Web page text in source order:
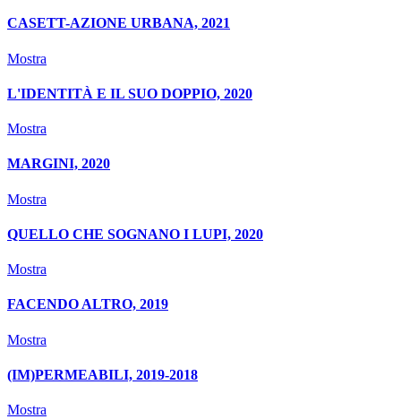
CASETT-AZIONE URBANA, 2021
Mostra
L'IDENTITÀ E IL SUO DOPPIO, 2020
Mostra
MARGINI, 2020
Mostra
QUELLO CHE SOGNANO I LUPI, 2020
Mostra
FACENDO ALTRO, 2019
Mostra
(IM)PERMEABILI, 2019-2018
Mostra